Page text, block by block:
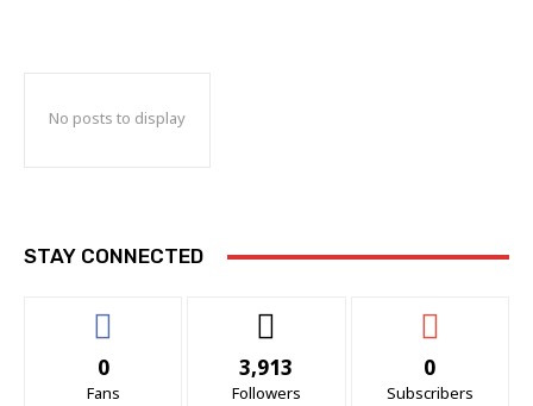
No posts to display
STAY CONNECTED
0
Fans
3,913
Followers
0
Subscribers